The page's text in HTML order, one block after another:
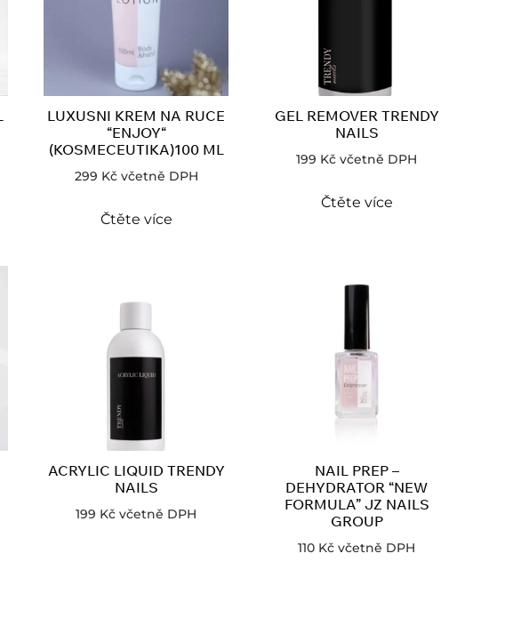
LUXUSNI KREM NA RUCE
“ENJOY“
(KOSMECEUTIKA)100 ML
299 Kč včetně DPH
Čtěte více
GEL REMOVER TRENDY
NAILS
199 Kč včetně DPH
Čtěte více
ACRYLIC LIQUID TRENDY
NAILS
199 Kč včetně DPH
NAIL PREP –
DEHYDRATOR “NEW
FORMULA” JZ NAILS
GROUP
110 Kč včetně DPH